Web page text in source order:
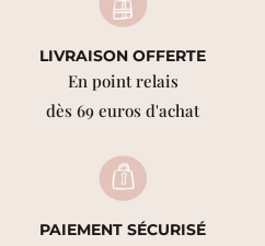
LIVRAISON OFFERTE
En point relais
dès 69 euros d'achat
PAIEMENT SÉCURISÉ